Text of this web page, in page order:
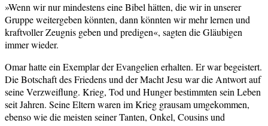
»Wenn wir nur mindestens eine Bibel hätten, die wir in unserer
Gruppe weitergeben könnten, dann könnten wir mehr lernen und
kraftvoller Zeugnis geben und predigen«, sagten die Gläubigen
immer wieder.
Omar hatte ein Exemplar der Evangelien erhalten. Er war begeistert.
Die Botschaft des Friedens und der Macht Jesu war die Antwort auf
seine Verzweiflung. Krieg, Tod und Hunger bestimmten sein Leben
seit Jahren. Seine Eltern waren im Krieg grausam umgekommen,
ebenso wie die meisten seiner Tanten, Onkel, Cousins und